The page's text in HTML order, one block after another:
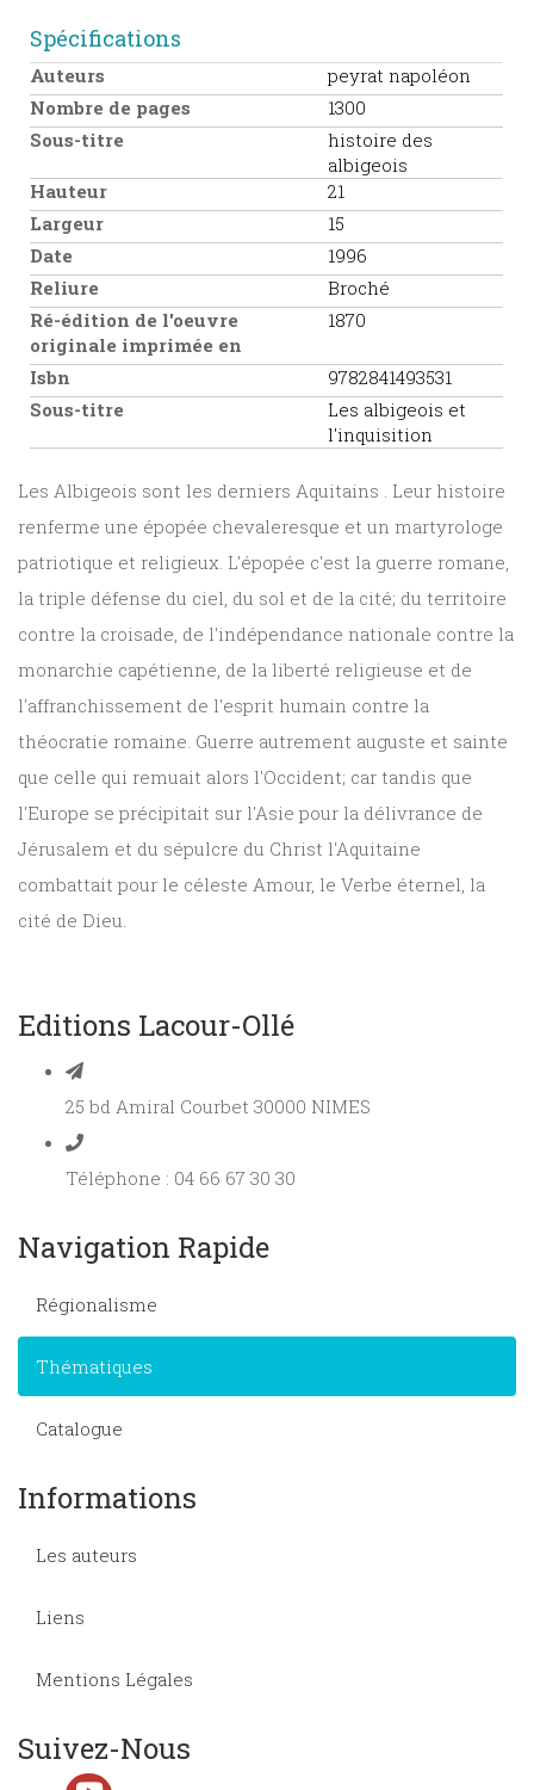
Spécifications
Auteurs
peyrat napoléon
Nombre de pages
1300
Sous-titre
histoire des
albigeois
Hauteur
21
Largeur
15
Date
1996
Reliure
Broché
Ré-édition de l'oeuvre
originale imprimée en
1870
Isbn
9782841493531
Sous-titre
Les albigeois et
l'inquisition
Les Albigeois sont les derniers Aquitains . Leur histoire
renferme une épopée chevaleresque et un martyrologe
patriotique et religieux. L'épopée c'est la guerre romane,
la triple défense du ciel, du sol et de la cité; du territoire
contre la croisade, de l'indépendance nationale contre la
monarchie capétienne, de la liberté religieuse et de
l'affranchissement de l'esprit humain contre la
théocratie romaine. Guerre autrement auguste et sainte
que celle qui remuait alors l'Occident; car tandis que
l'Europe se précipitait sur l'Asie pour la délivrance de
Jérusalem et du sépulcre du Christ l'Aquitaine
combattait pour le céleste Amour, le Verbe éternel, la
cité de Dieu.
Editions Lacour-Ollé
25 bd Amiral Courbet 30000 NIMES
Téléphone : 04 66 67 30 30
Navigation Rapide
Régionalisme
Thématiques
Catalogue
Informations
Les auteurs
Liens
Mentions Légales
Suivez-Nous